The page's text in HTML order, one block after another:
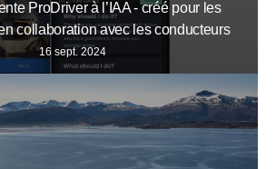
ProDriver à l’IAA - créé pour les
collaboration avec les conducteurs
16 sept. 2024